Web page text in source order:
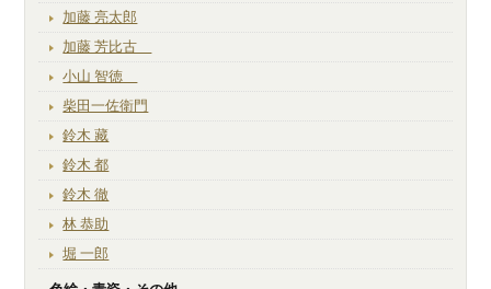
加藤 亮太郎
加藤 芳比古
小山 智徳
柴田一佐衛門
鈴木 藏
鈴木 都
鈴木 徹
林 恭助
堀 一郎